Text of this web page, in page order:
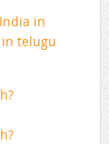
in
in telugu